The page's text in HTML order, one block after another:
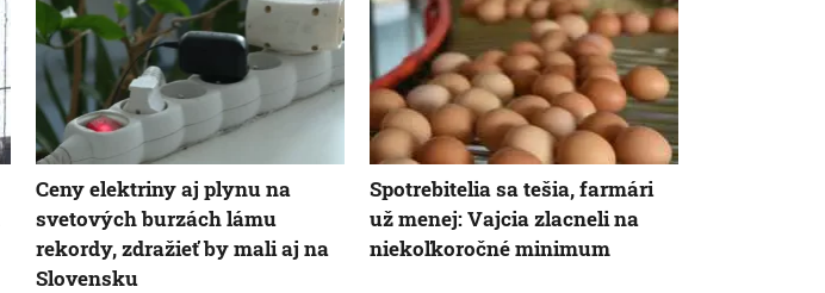
Ceny elektriny aj plynu na
svetových burzách lámu
rekordy, zdražieť by mali aj na
Slovensku
Spotrebitelia sa tešia, farmári
už menej: Vajcia zlacneli na
niekoľkoročné minimum